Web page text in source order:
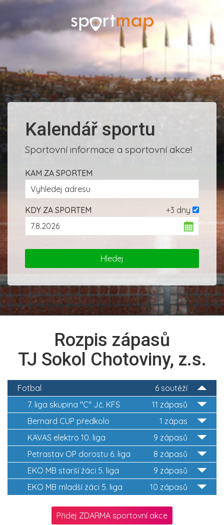
ADMINISTRACE
Kalendář sportu
Sportovní informace a sportovní akce!
KAM ZA SPORTEM
+3 dny
KDY ZA SPORTEM
Rozpis zápasů
TJ Sokol Chotoviny, z.s.
6 soutěží
Fotbal
11 zápasů
7. liga skupina "C" Jč. KFS
1 zápas
Bernard CUP předkolo
9 zápasů
KAVAS elektro 10. liga
8 zápasů
Petrastav OP dorostu 6. liga
9 zápasů
EKO MB starší žáci 5. liga
10 zápasů
EKO MB mladší žáci 5. liga
Přidej ZDARMA sportovní akce